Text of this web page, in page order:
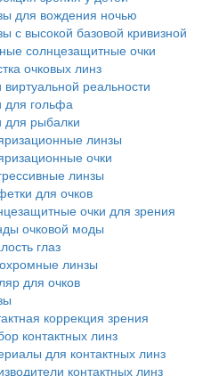
для вождения ночью
с высокой базовой кривизной
солнцезащитные очки
очковых линз
виртуальной реальности
для гольфа
для рыбалки
линзы
очки
линзы
для очков
очки для зрения
очковой моды
глаз
линзы
для очков
коррекция зрения
контактных линз
для контактных линз
контактных линз